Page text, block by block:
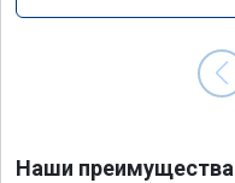
Наши преимущества